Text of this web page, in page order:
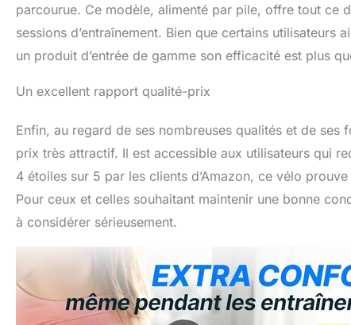
parcourue. Ce modèle, alimenté par pile, offre tout ce
sessions d’entraînement. Bien que certains
un produit d’entrée de gamme son efficacité est plus
Un excellent rapport qualité-prix
Enfin, au regard de ses nombreuses qualités et de
prix très attractif. Il est accessible aux utilisateurs qui
4 étoiles sur 5 par les clients d’Amazon, ce vélo
Pour ceux et celles souhaitant maintenir une bonne
à considérer sérieusement.